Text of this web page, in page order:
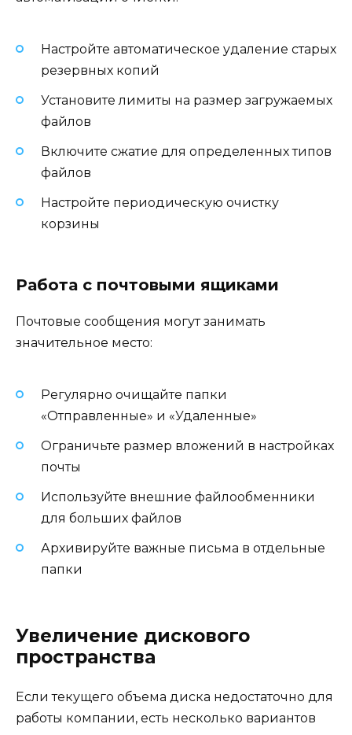
Настройте автоматическое удаление старых
резервных копий
Установите лимиты на размер загружаемых
файлов
Включите сжатие для определенных типов
файлов
Настройте периодическую очистку
корзины
Работа с почтовыми ящиками
Почтовые сообщения могут занимать
значительное место:
Регулярно очищайте папки
«Отправленные» и «Удаленные»
Ограничьте размер вложений в настройках
почты
Используйте внешние файлообменники
для больших файлов
Архивируйте важные письма в отдельные
папки
Увеличение дискового
пространства
Если текущего объема диска недостаточно для
работы компании, есть несколько вариантов